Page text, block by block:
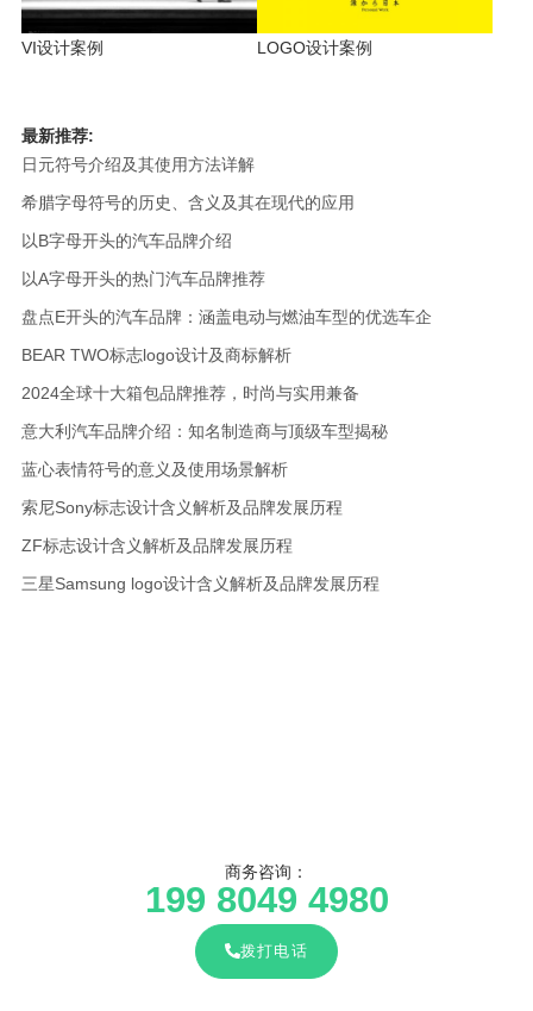
VI设计案例 LOGO设计案例
最新推荐:
日元符号介绍及其使用方法详解
希腊字母符号的历史、含义及其在现代的应用
以B字母开头的汽车品牌介绍
以A字母开头的热门汽车品牌推荐
盘点E开头的汽车品牌：涵盖电动与燃油车型的优选车企
BEAR TWO标志logo设计及商标解析
2024全球十大箱包品牌推荐，时尚与实用兼备
意大利汽车品牌介绍：知名制造商与顶级车型揭秘
蓝心表情符号的意义及使用场景解析
索尼Sony标志设计含义解析及品牌发展历程
ZF标志设计含义解析及品牌发展历程
三星Samsung logo设计含义解析及品牌发展历程
商务咨询：
199 8049 4980
拨打电话